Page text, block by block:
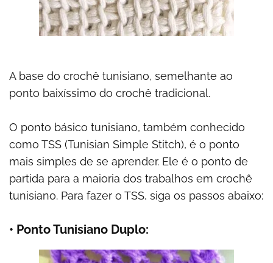
A base do crochê tunisiano, semelhante ao
ponto baixíssimo do crochê tradicional.
O ponto básico tunisiano, também conhecido
como TSS (Tunisian Simple Stitch), é o ponto
mais simples de se aprender. Ele é o ponto de
partida para a maioria dos trabalhos em crochê
tunisiano. Para fazer o TSS, siga os passos abaixo:
• Ponto Tunisiano Duplo: